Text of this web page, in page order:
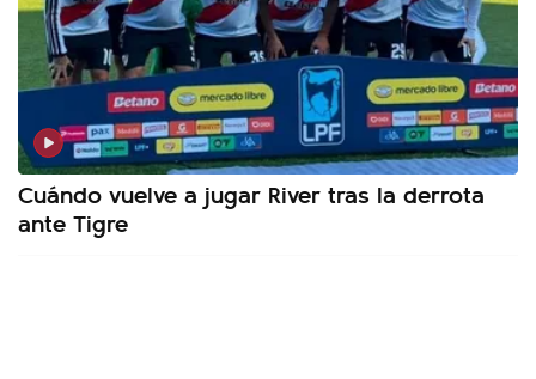
Cuándo vuelve a jugar River tras la derrota
ante Tigre